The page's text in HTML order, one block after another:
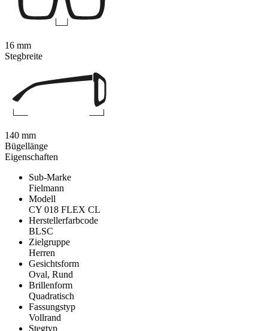
Eigenschaften
Sub-Marke
Fielmann
Modell
CY 018 FLEX CL
Herstellerfarbcode
BLSC
Zielgruppe
Herren
Gesichtsform
Oval, Rund
Brillenform
Quadratisch
Fassungstyp
Vollrand
Stegtyp
16 mm
Stegbreite
140 mm
Bügellänge